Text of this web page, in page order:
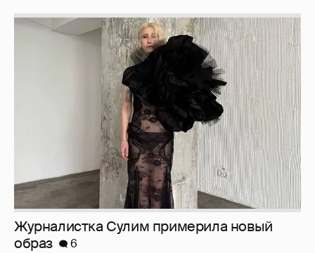
Журналистка Сулим примерила новый
образ
6